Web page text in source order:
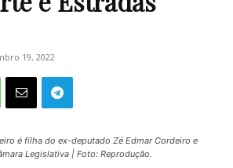
19, 2022
é filha do ex-deputado Zé Edmar Cordeiro e
Legislativa | Foto: Reprodução.